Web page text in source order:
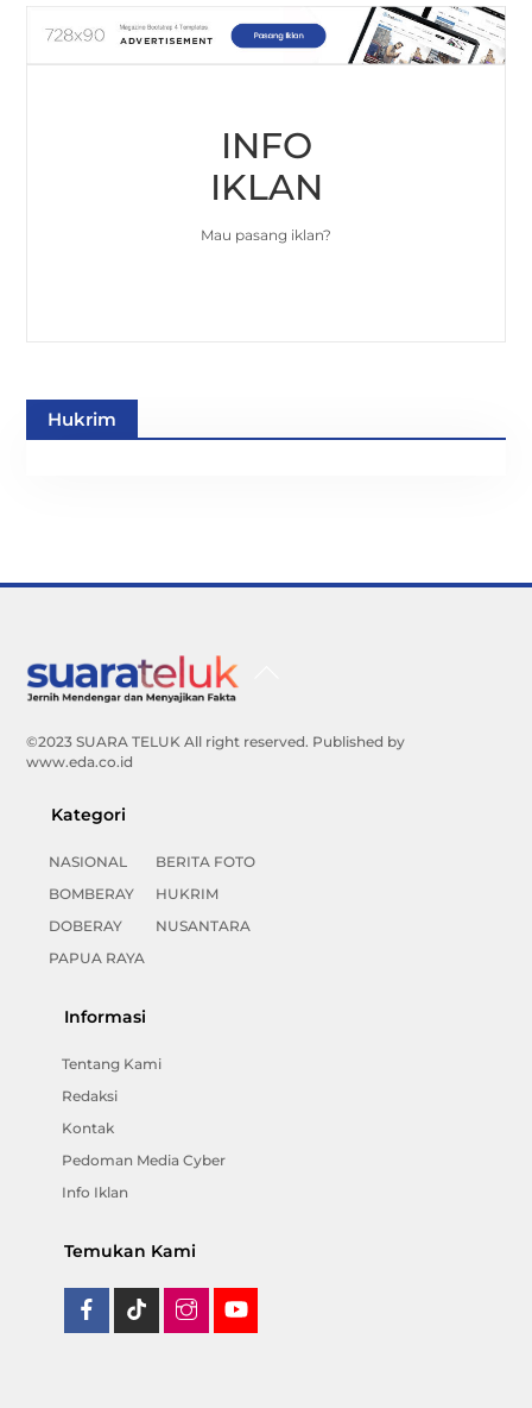
INFO
IKLAN
Mau pasang iklan?
Hukrim
©2023 SUARA TELUK All right reserved. Published by
www.eda.co.id
Kategori
NASIONAL
BOMBERAY
DOBERAY
PAPUA RAYA
BERITA FOTO
HUKRIM
NUSANTARA
Informasi
Tentang Kami
Redaksi
Kontak
Pedoman Media Cyber
Info Iklan
Temukan Kami